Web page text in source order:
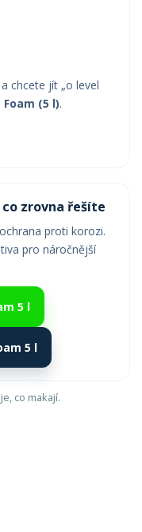
chcete jít „o level
(5 l).
zrovna řešíte
proti korozi.
pro náročnější
5 l
5 l
co makají.